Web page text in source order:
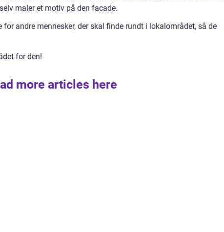
maler et motiv på den facade.
andre mennesker, der skal finde rundt i lokalområdet, så de
for den!
more articles here